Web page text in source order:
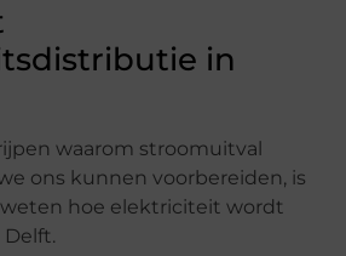
in
waarom stroomuitval
ons kunnen voorbereiden, is
hoe elektriciteit wordt